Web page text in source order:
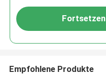
Fortsetzen
Empfohlene Produkte